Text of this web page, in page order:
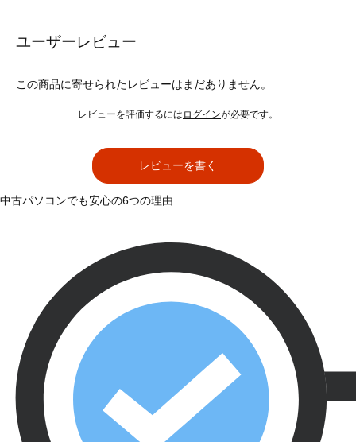
ユーザーレビュー
この商品に寄せられたレビューはまだありません。
レビューを評価するには ログインが必要です。
レビューを書く
中古パソコンでも安心の6つの理由